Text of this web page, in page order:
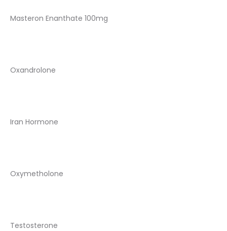
Masteron Enanthate 100mg
Oxandrolone
Iran Hormone
Oxymetholone
Testosterone